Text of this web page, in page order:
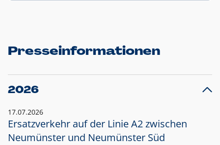
Presseinformationen
2026
17.07.2026
Ersatzverkehr auf der Linie A2 zwischen
Neumünster und Neumünster Süd